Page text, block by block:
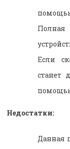
Если
станет
Недостатки:
Данная